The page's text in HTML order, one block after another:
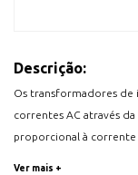
Descrição:
Os transformadores de
correntes AC através
proporcional à
Ver mais +